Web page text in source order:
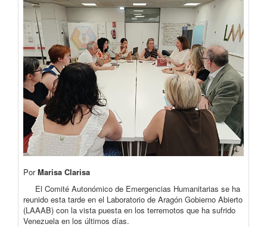
PorMarisa Clarisa
El Comité Autonómico de Emergencias Humanitarias se ha
reunido esta tarde en el Laboratorio de Aragón Gobierno Abierto
(LAAAB) con la vista puesta en los terremotos que ha sufrido
Venezuela en los últimos días.